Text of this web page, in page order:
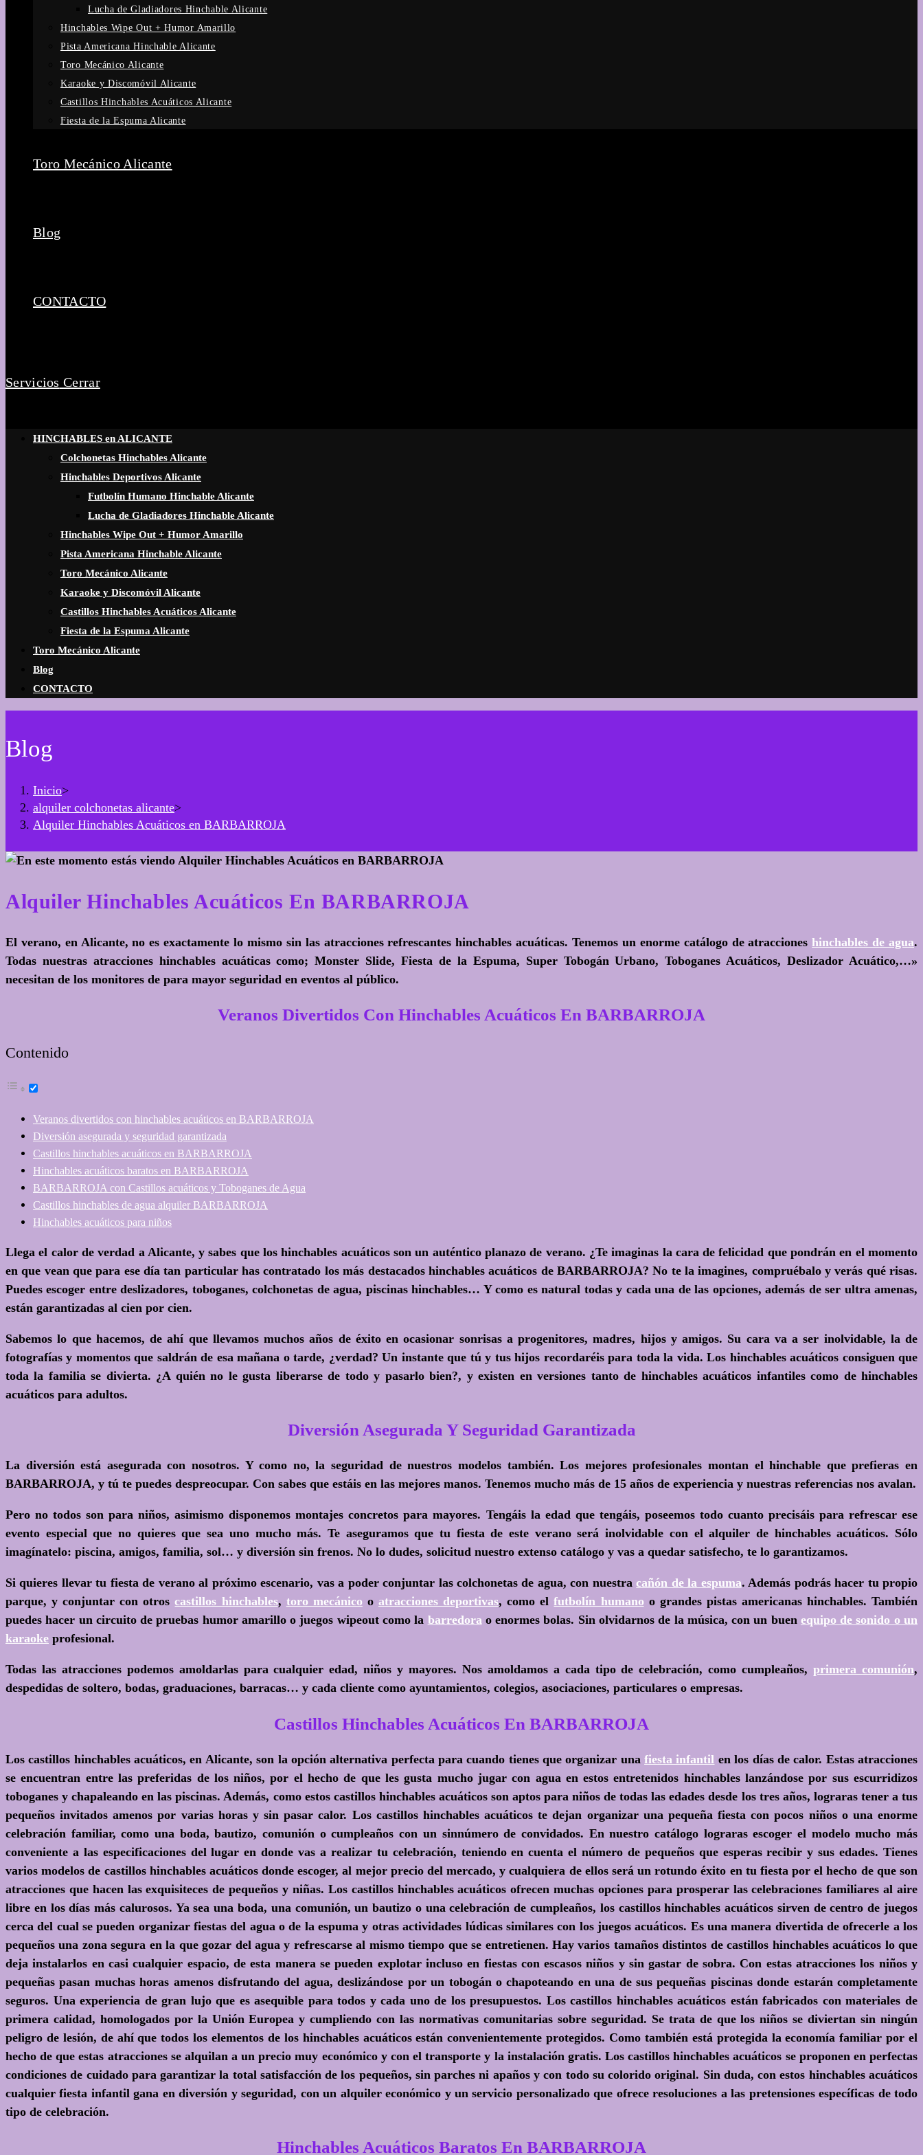
Lucha de Gladiadores Hinchable Alicante
Hinchables Wipe Out + Humor Amarillo
Pista Americana Hinchable Alicante
Toro Mecánico Alicante
Karaoke y Discomóvil Alicante
Castillos Hinchables Acuáticos Alicante
Fiesta de la Espuma Alicante
Toro Mecánico Alicante
Blog
CONTACTO
Servicios Cerrar
HINCHABLES en ALICANTE
Colchonetas Hinchables Alicante
Hinchables Deportivos Alicante
Futbolín Humano Hinchable Alicante
Lucha de Gladiadores Hinchable Alicante
Hinchables Wipe Out + Humor Amarillo
Pista Americana Hinchable Alicante
Toro Mecánico Alicante
Karaoke y Discomóvil Alicante
Castillos Hinchables Acuáticos Alicante
Fiesta de la Espuma Alicante
Toro Mecánico Alicante
Blog
CONTACTO
Blog
Inicio>
alquiler colchonetas alicante>
Alquiler Hinchables Acuáticos en BARBARROJA
Alquiler Hinchables Acuáticos En BARBARROJA
El verano, en Alicante, no es exactamente lo mismo sin las atracciones refrescantes hinchables acuáticas. Tenemos un enorme catálogo de atraccioneshinchables de agua.
Todas nuestras atracciones hinchables acuáticas como; Monster Slide, Fiesta de la Espuma, Super Tobogán Urbano, Toboganes Acuáticos, Deslizador Acuático,…»
necesitan de los monitores de para mayor seguridad en eventos al público.
Veranos Divertidos Con Hinchables Acuáticos En BARBARROJA
Contenido
Veranos divertidos con hinchables acuáticos en BARBARROJA
Diversión asegurada y seguridad garantizada
Castillos hinchables acuáticos en BARBARROJA
Hinchables acuáticos baratos en BARBARROJA
BARBARROJA con Castillos acuáticos y Toboganes de Agua
Castillos hinchables de agua alquiler BARBARROJA
Hinchables acuáticos para niños
Llega el calor de verdad a Alicante, y sabes quelos hinchables acuáticos son un auténtico planazo de verano. ¿Te imaginas la cara de felicidad que pondrán en el momento
en que vean que para ese día tan particular has contratado los más destacados hinchables acuáticos de BARBARROJA? No te la imagines, compruébalo y verás qué risas.
Puedes escoger entre deslizadores, toboganes, colchonetas de agua, piscinas hinchables… Y como es natural todas y cada una de las opciones, además de ser ultra amenas,
están garantizadas al cien por cien.
Sabemos lo que hacemos, de ahí que llevamos muchos años de éxito en ocasionar sonrisas a progenitores, madres, hijos y amigos. Su cara va a ser inolvidable, la de
fotografías y momentos que saldrán de esa mañana o tarde, ¿verdad? Un instante que tú y tus hijos recordaréis para toda la vida. Los hinchables acuáticos consiguen que
toda la familia se divierta. ¿A quién no le gusta liberarse de todo y pasarlo bien?, y existen en versiones tanto de hinchables acuáticos infantiles como de hinchables
acuáticos para adultos.
Diversión Asegurada Y Seguridad Garantizada
La diversión está asegurada con nosotros. Y como no, la seguridad de nuestros modelos también. Los mejores profesionales montan el hinchable que prefieras en
BARBARROJA, y tú te puedes despreocupar. Con sabes que estáis en las mejores manos. Tenemos mucho más de 15 años de experiencia y nuestras referencias nos avalan.
Pero no todos son para niños, asimismo disponemos montajes concretos para mayores. Tengáis la edad que tengáis, poseemos todo cuanto precisáis para refrescar ese
evento especial que no quieres que sea uno mucho más. Te aseguramos que tu fiesta de este verano será inolvidable con elalquiler de hinchables acuáticos. Sólo
imagínatelo: piscina, amigos, familia, sol… y diversión sin frenos. No lo dudes, solicitud nuestro extenso catálogo y vas a quedar satisfecho, te lo garantizamos.
Si quieres llevar tu fiesta de verano al próximo escenario, vas a poder conjuntar las colchonetas de agua, con nuestracañón de la espuma. Además podrás hacer tu propio
parque, y conjuntar con otroscastillos hinchables, toro mecánico oatracciones deportivas, como elfutbolín humano o grandes pistas americanas hinchables. También
puedes hacer un circuito de pruebas humor amarillo o juegos wipeout como la barredorao enormes bolas. Sin olvidarnos de la música, con un buen equipo de sonido o un
karaoke profesional.
Todas las atracciones podemos amoldarlas para cualquier edad, niños y mayores. Nos amoldamos a cada tipo de celebración, como cumpleaños,primera comunión,
despedidas de soltero, bodas, graduaciones, barracas… y cada cliente como ayuntamientos, colegios, asociaciones, particulares o empresas.
Castillos Hinchables Acuáticos En BARBARROJA
Los castillos hinchables acuáticos, en Alicante, son la opción alternativa perfecta para cuando tienes que organizar unafiesta infantil en los días de calor. Estas atracciones
se encuentran entre las preferidas de los niños, por el hecho de que les gusta mucho jugar con agua en estos entretenidos hinchables lanzándose por sus escurridizos
toboganes y chapaleando en las piscinas. Además, como estos castillos hinchables acuáticos son aptos para niños de todas las edades desde los tres años, lograras tener a tus
pequeños invitados amenos por varias horas y sin pasar calor. Los castillos hinchables acuáticos te dejan organizar una pequeña fiesta con pocos niños o una enorme
celebración familiar, como una boda, bautizo, comunión o cumpleaños con un sinnúmero de convidados. En nuestro catálogo lograras escoger el modelo mucho más
conveniente a las especificaciones del lugar en donde vas a realizar tu celebración, teniendo en cuenta el número de pequeños que esperas recibir y sus edades. Tienes
varios modelos de castillos hinchables acuáticos donde escoger, al mejor precio del mercado, y cualquiera de ellos será un rotundo éxito en tu fiesta por el hecho de que son
atracciones que hacen las exquisiteces de pequeños y niñas. Los castillos hinchables acuáticos ofrecen muchas opciones para prosperar las celebraciones familiares al aire
libre en los días más calurosos. Ya sea una boda, una comunión, un bautizo o una celebración de cumpleaños, los castillos hinchables acuáticos sirven de centro de juegos
cerca del cual se pueden organizar fiestas del agua o de la espuma y otras actividades lúdicas similares con los juegos acuáticos. Es una manera divertida de ofrecerle a los
pequeños una zona segura en la que gozar del agua y refrescarse al mismo tiempo que se entretienen. Hay varios tamaños distintos de castillos hinchables acuáticos lo que
deja instalarlos en casi cualquier espacio, de esta manera se pueden explotar incluso en fiestas con escasos niños y sin gastar de sobra. Con estas atracciones los niños y
pequeñas pasan muchas horas amenos disfrutando del agua, deslizándose por un tobogán o chapoteando en una de sus pequeñas piscinas donde estarán completamente
seguros. Una experiencia de gran lujo que es asequible para todos y cada uno de los presupuestos. Los castillos hinchables acuáticos están fabricados con materiales de
primera calidad, homologados por la Unión Europea y cumpliendo con las normativas comunitarias sobre seguridad. Se trata de que los niños se diviertan sin ningún
peligro de lesión, de ahí que todos los elementos de los hinchables acuáticos están convenientemente protegidos. Como también está protegida la economía familiar por el
hecho de que estas atracciones se alquilan a un precio muy económico y con el transporte y la instalación gratis. Los castillos hinchables acuáticos se proponen en perfectas
condiciones de cuidado para garantizar la total satisfacción de los pequeños, sin parches ni apaños y con todo su colorido original. Sin duda, con estos hinchables acuáticos
cualquier fiesta infantil gana en diversión y seguridad, con un alquiler económico y un servicio personalizado que ofrece resoluciones a las pretensiones específicas de todo
tipo de celebración.
Hinchables Acuáticos Baratos En BARBARROJA